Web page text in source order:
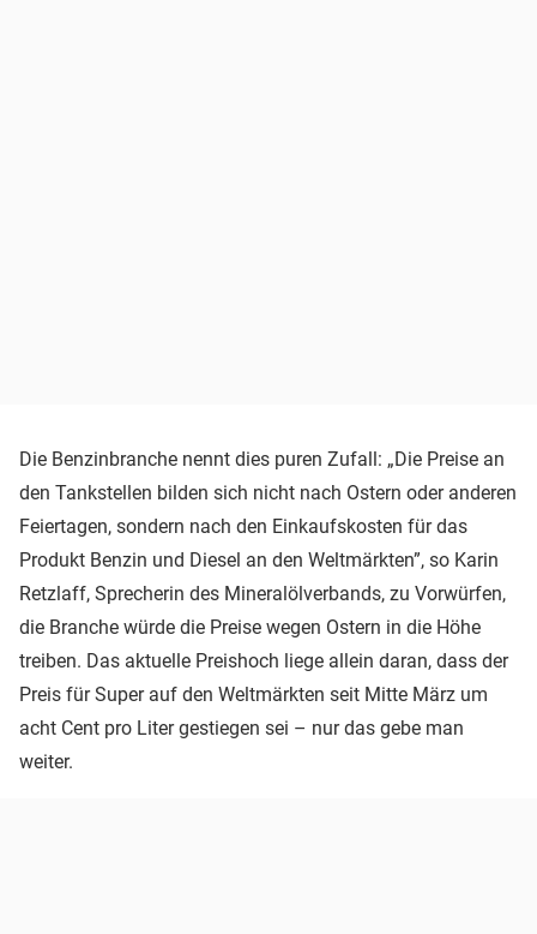
Die Benzinbranche nennt dies puren Zufall: „Die Preise an
den Tankstellen bilden sich nicht nach Ostern oder anderen
Feiertagen, sondern nach den Einkaufskosten für das
Produkt Benzin und Diesel an den Weltmärkten”, so Karin
Retzlaff, Sprecherin des Mineralölverbands, zu Vorwürfen,
die Branche würde die Preise wegen Ostern in die Höhe
treiben. Das aktuelle Preishoch liege allein daran, dass der
Preis für Super auf den Weltmärkten seit Mitte März um
acht Cent pro Liter gestiegen sei – nur das gebe man
weiter.